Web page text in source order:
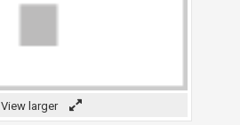
View larger